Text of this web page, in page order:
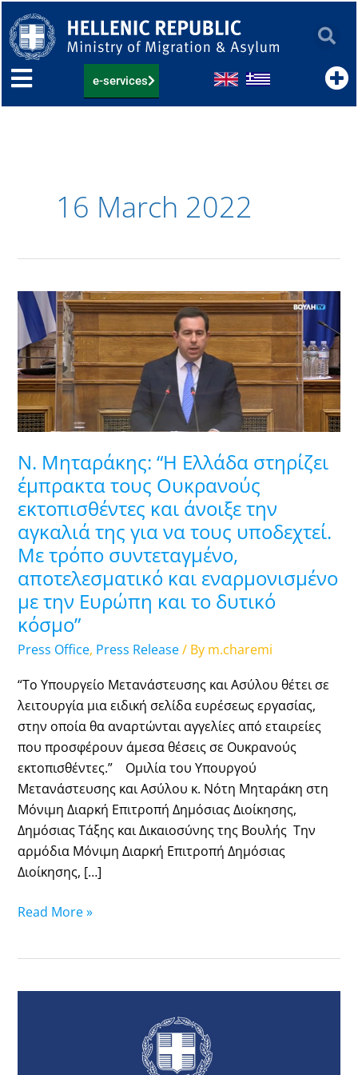
to
content
e-services
16 March 2022
Ν. Μηταράκης: “Η Ελλάδα στηρίζει
έμπρακτα τους Ουκρανούς
εκτοπισθέντες και άνοιξε την
αγκαλιά της για να τους υποδεχτεί.
Με τρόπο συντεταγμένο,
αποτελεσματικό και εναρμονισμένο
με την Ευρώπη και το δυτικό
κόσμο”
Press Office, Press Release/ By m.charemi
“Tο Υπουργείο Μετανάστευσης και Ασύλου θέτει σε
λειτουργία μια ειδική σελίδα ευρέσεως εργασίας,
στην οποία θα αναρτώνται αγγελίες από εταιρείες
που προσφέρουν άμεσα θέσεις σε Ουκρανούς
εκτοπισθέντες.” Ομιλία του Υπουργού
Μετανάστευσης και Ασύλου κ. Νότη Μηταράκη στη
Μόνιμη Διαρκή Επιτροπή Δημόσιας Διοίκησης,
Δημόσιας Τάξης και Δικαιοσύνης της Βουλής Την
αρμόδια Μόνιμη Διαρκή Επιτροπή Δημόσιας
Διοίκησης, […]
Ν.
Μηταράκης:
“Η
Ελλάδα
στηρίζει
έμπρακτα
τους
εκτοπισθέντες
και
άνοιξε
την
αγκαλιά
της
να
τους
υποδεχτεί.
τρόπο
συντεταγμένο,
αποτελεσματικό
εναρμονισμένο
Ευρώπη
και
δυτικό
Read More »